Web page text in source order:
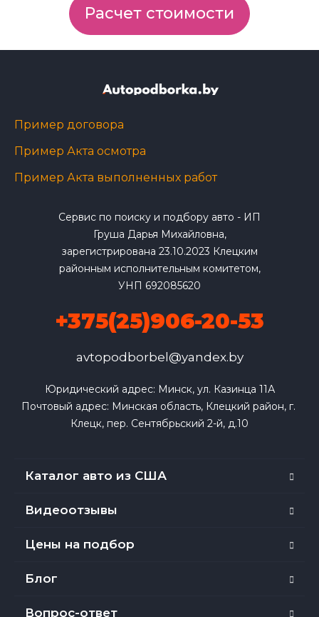
Расчет стоимости
Пример договора
Пример Акта осмотра
Пример Акта выполненных работ
Сервис по поиску и подбору авто - ИП
Груша Дарья Михайловна,
зарегистрирована 23.10.2023 Клецким
районным исполнительным комитетом,
УНП 692085620
+375(25)906-20-53
avtopodborbel@yandex.by
Юридический адрес: Минск, ул. Казинца 11А
Почтовый адрес: Минская область, Клецкий район, г.
Клецк, пер. Сентябрьский 2-й, д.10
Каталог авто из США
Видеоотзывы
Цены на подбор
Блог
Вопрос-ответ